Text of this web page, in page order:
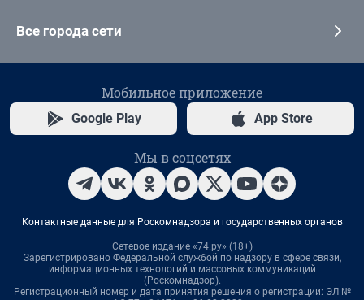
Все города сети
Мобильное приложение
Google Play App Store
Мы в соцсетях
Контактные данные для Роскомнадзора и государственных органов
Сетевое издание «74.ру» (18+)
Зарегистрировано Федеральной службой по надзору в сфере связи,
информационных технологий и массовых коммуникаций
(Роскомнадзор).
Регистрационный номер и дата принятия решения о регистрации: ЭЛ №